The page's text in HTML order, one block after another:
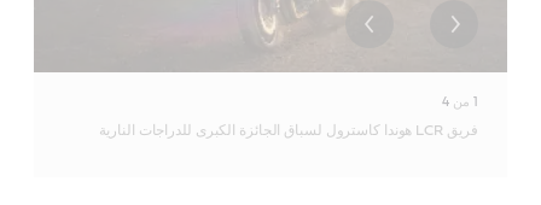
1 من 4
فريق LCR هوندا كاسترول لسباق الجائزة الكبرى للدراجات النارية